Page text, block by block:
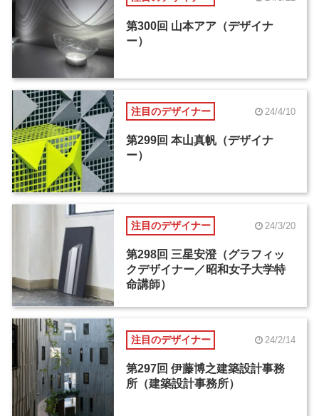
第300回 山本アア（デザイナ
ー）
注目のデザイナー 24/4/10
第299回 本山真帆（デザイナ
ー）
注目のデザイナー 24/3/20
第298回 三星安澄（グラフィッ
クデザイナー／昭和女子大学特
命講師）
注目のデザイナー 24/2/14
第297回 伊藤博之建築設計事務
所（建築設計事務所）